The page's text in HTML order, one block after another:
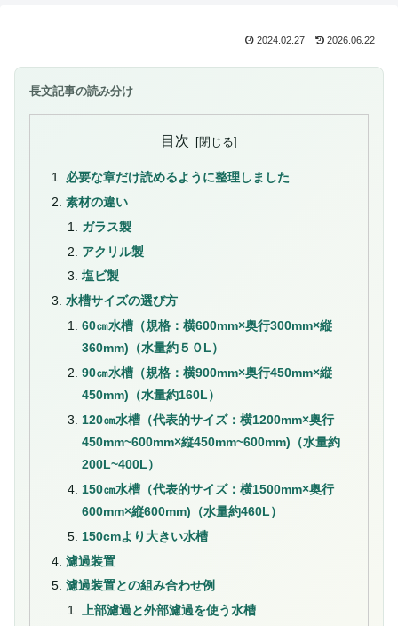
2024.02.27 2026.06.22
長文記事の読み分け
目次
必要な章だけ読めるように整理しました
素材の違い
ガラス製
アクリル製
塩ビ製
水槽サイズの選び方
60㎝水槽（規格：横600mm×奥行300mm×縦
360mm)（水量約５０L）
90㎝水槽（規格：横900mm×奥行450mm×縦
450mm)（水量約160L）
120㎝水槽（代表的サイズ：横1200mm×奥行
450mm~600mm×縦450mm~600mm)（水量約
200L~400L）
150㎝水槽（代表的サイズ：横1500mm×奥行
600mm×縦600mm)（水量約460L）
150cmより大きい水槽
濾過装置
濾過装置との組み合わせ例
上部濾過と外部濾過を使う水槽